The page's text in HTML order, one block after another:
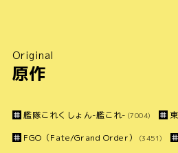
Original
原作
艦隊これくしょん-艦これ- (7004)
FGO（Fate/Grand Order） (3451)